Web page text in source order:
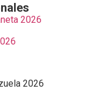
2026
2026